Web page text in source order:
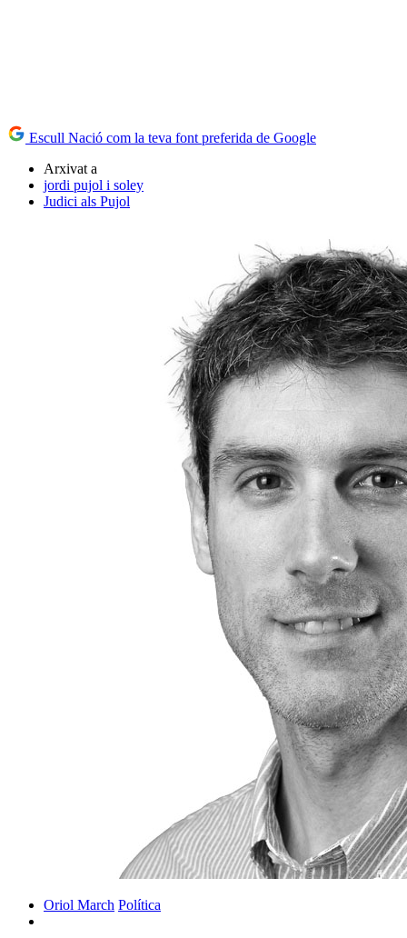
Escull Nació com la teva font preferida de Google
Arxivat a
jordi pujol i soley
Judici als Pujol
Oriol March Política